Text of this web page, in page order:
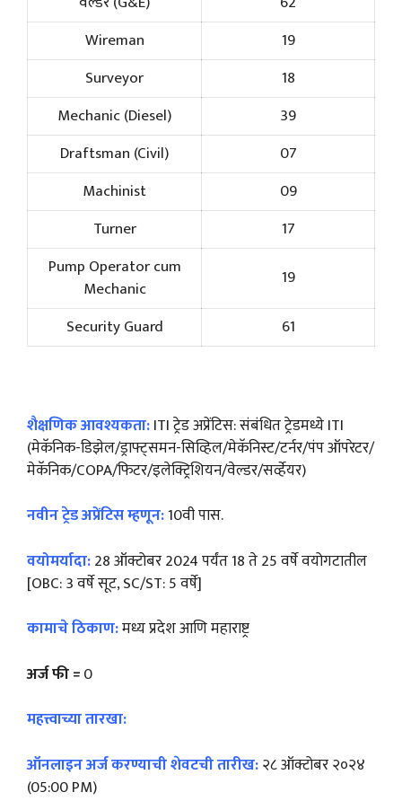
Wireman
19
Surveyor
18
Mechanic (Diesel)
39
Draftsman (Civil)
07
Machinist
09
Turner
17
Pump Operator cum
Mechanic
19
Security Guard
61
शैक्षणिक आवश्यकता:ITI ट्रेड अप्रेंटिस: संबंधित ट्रेडमध्ये ITI
(मेकॅनिक-डिझेल/ड्राफ्ट्समन-सिव्हिल/मेकॅनिस्ट/टर्नर/पंप ऑपरेटर/
मेकॅनिक/COPA/फिटर/इलेक्ट्रिशियन/वेल्डर/सर्व्हेयर)
नवीन ट्रेड अप्रेंटिस म्हणून:10वी पास.
वयोमर्यादा:28 ऑक्टोबर 2024 पर्यंत 18 ते 25 वर्षे वयोगटातील
[OBC: 3 वर्षे सूट, SC/ST: 5 वर्षे]
कामाचे ठिकाण:मध्य प्रदेश आणि महाराष्ट्र
अर्ज फी =0
महत्त्वाच्या तारखा:
ऑनलाइन अर्ज करण्याची शेवटची तारीख:२८ ऑक्टोबर २०२४
(05:00 PM)